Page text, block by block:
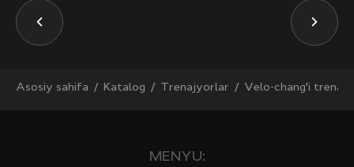
Asosiy sahifa Katalog Trenajyorlar Velo-chang'i
MENYU: